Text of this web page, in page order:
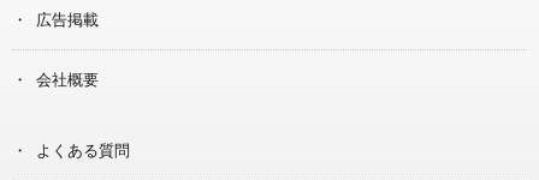
広告掲載
会社概要
よくある質問